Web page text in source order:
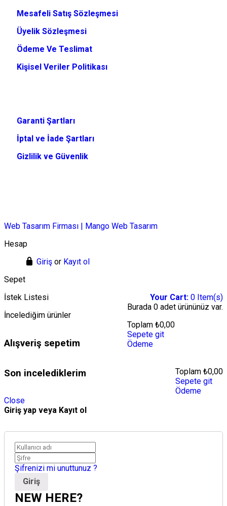
Mesafeli Satış Sözleşmesi
Üyelik Sözleşmesi
Ödeme Ve Teslimat
Kişisel Veriler Politikası
Garanti Şartları
İptal ve İade Şartları
Gizlilik ve Güvenlik
Web Tasarım Firması | Mango Web Tasarım
Hesap
Giriş or Kayıt ol
Sepet
Your Cart: 0 Item(s)
Burada 0 adet ürününüz var.
Toplam ₺0,00
Sepete git
Ödeme
İstek Listesi
İncelediğim ürünler
Alışveriş sepetim
Toplam ₺0,00
Sepete git
Ödeme
Son incelediklerim
Close
Giriş yap veya Kayıt ol
Şifrenizi mi unuttunuz ?
NEW HERE?